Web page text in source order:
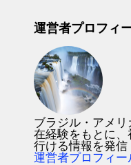
運営者プロフィ
ブラジル・アメ
在経験をもとに
行ける情報を発信
運営者プロフィ